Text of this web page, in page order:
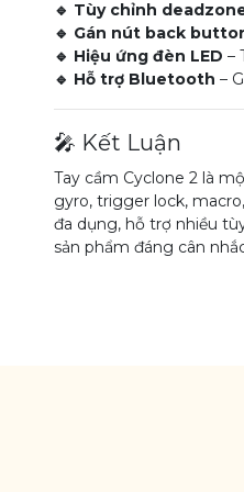
🔹 Tùy chỉnh
🔹 Gán nút back
🔹 Hiệu ứng đèn LED –
🔹 Hỗ trợ Bluetooth –
🎤 Kết Luận
Tay cầm Cyclone 2 là
gyro, trigger lock,
đa dụng, hỗ trợ nhiều
sản phẩm đáng cân